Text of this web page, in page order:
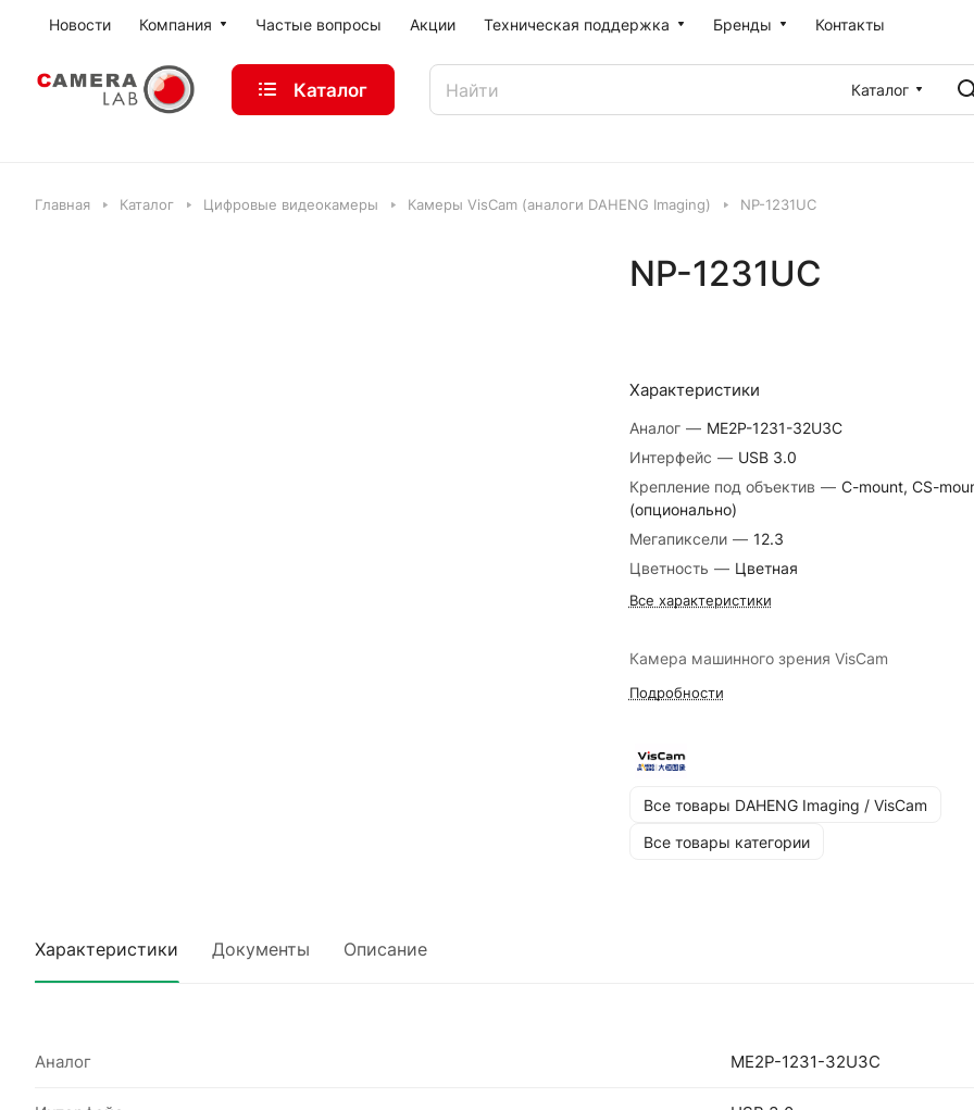
Новости Компания Частые вопросы Акции Техническая поддержка Бренды Контакты
Каталог Каталог
Главная Каталог Цифровые видеокамеры Камеры VisCam (аналоги DAHENG Imaging) NP-1231UC
NP-1231UC
Характеристики
Аналог — ME2P-1231-32U3C
Интерфейс — USB 3.0
Крепление под объектив — C-mount, CS-
(опционально)
Мегапиксели — 12.3
Цветность — Цветная
Все характеристики
Камера машинного зрения VisCam
Подробности
Все товары DAHENG Imaging / VisCam
Все товары категории
Характеристики Документы Описание
Аналог ME2P-1231-32U3C